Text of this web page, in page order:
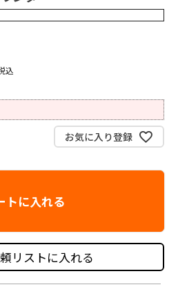
込
お気に入り登録
トに入れる
リストに入れる